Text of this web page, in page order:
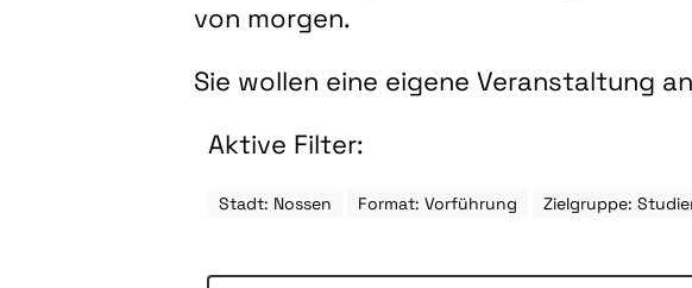
von morgen.
Sie wollen eine eigene Veranstaltung
Aktive Filter:
Stadt: Nossen Format: Vorführung Zielgruppe: